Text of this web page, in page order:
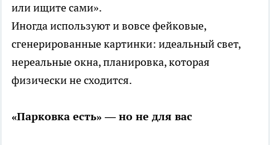
или ищите сами».
Иногда используют и вовсе фейковые,
сгенерированные картинки: идеальный свет,
нереальные окна, планировка, которая
физически не сходится.
«Парковка есть» — но не для вас